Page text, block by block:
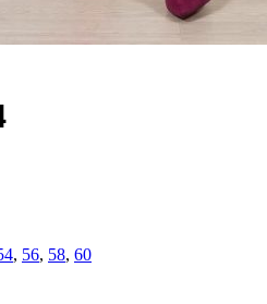
, 56, 58, 60